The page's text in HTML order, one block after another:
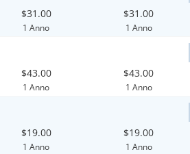
$31.00
1 Anno
$31.00
1 Anno
$43.00
1 Anno
$43.00
1 Anno
$19.00
1 Anno
$19.00
1 Anno